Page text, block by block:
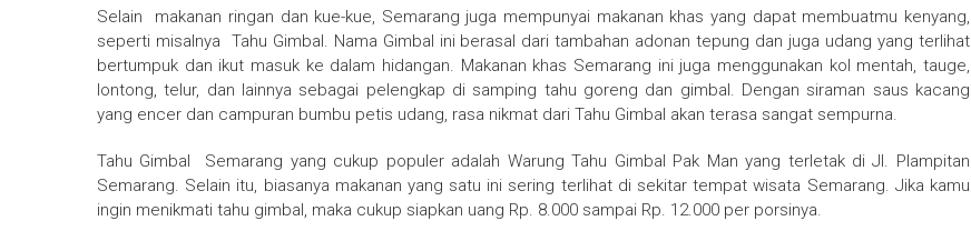
Selain makanan ringan dan kue-kue, Semarang juga mempunyai makanan khas yang dapat membuatmu kenyang,
seperti misalnya Tahu Gimbal. Nama Gimbal ini berasal dari tambahan adonan tepung dan juga udang yang terlihat
bertumpuk dan ikut masuk ke dalam hidangan. Makanan khas Semarang ini juga menggunakan kol mentah, tauge,
lontong, telur, dan lainnya sebagai pelengkap di samping tahu goreng dan gimbal. Dengan siraman saus kacang
yang encer dan campuran bumbu petis udang, rasa nikmat dari Tahu Gimbal akan terasa sangat sempurna.
Tahu Gimbal Semarang yang cukup populer adalah Warung Tahu Gimbal Pak Man yang terletak di Jl. Plampitan
Semarang. Selain itu, biasanya makanan yang satu ini sering terlihat di sekitar tempat wisata Semarang. Jika kamu
ingin menikmati tahu gimbal, maka cukup siapkan uang Rp. 8.000 sampai Rp. 12.000 per porsinya.